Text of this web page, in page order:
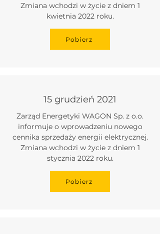
Zmiana wchodzi w życie z dniem 1
kwietnia 2022 roku.
Pobierz
15 grudzień 2021
Zarząd Energetyki WAGON Sp. z o.o.
informuje o wprowadzeniu nowego
cennika sprzedaży energii elektrycznej.
Zmiana wchodzi w życie z dniem 1
stycznia 2022 roku.
Pobierz